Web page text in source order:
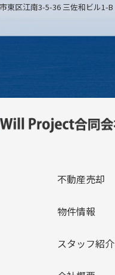
東区江南3-5-36 三佐和ビル1-B
不動産売却
物件情報
スタッフ紹介